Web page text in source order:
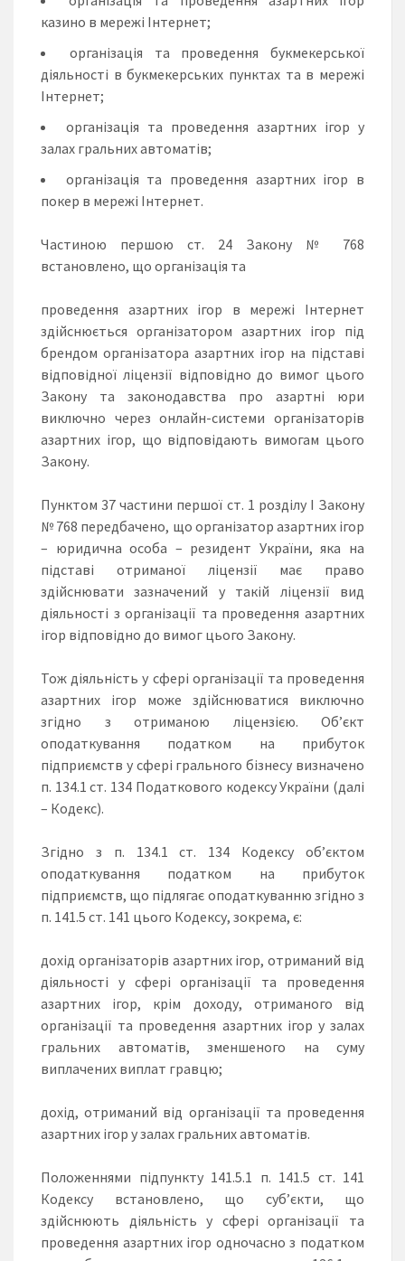
казино в мережі Інтернет;
організація та проведення букмекерської
діяльності в букмекерських пунктах та в мережі
Інтернет;
організація та проведення азартних ігор у
залах гральних автоматів;
організація та проведення азартних ігор в
покер в мережі Інтернет.
Частиною першою ст. 24 Закону № 768
встановлено, що організація та
проведення азартних ігор в мережі Інтернет
здійснюється організатором азартних ігор під
брендом організатора азартних ігор на підставі
відповідної ліцензії відповідно до вимог цього
Закону та законодавства про азартні юри
виключно через онлайн-системи організаторів
азартних ігор, що відповідають вимогам цього
Закону.
Пунктом 37 частини першої ст. 1 розділу І Закону
№ 768 передбачено, що організатор азартних ігор
– юридична особа – резидент України, яка на
підставі отриманої ліцензії має право
здійснювати зазначений у такій ліцензії вид
діяльності з організації та проведення азартних
ігор відповідно до вимог цього Закону.
Тож діяльність у сфері організації та проведення
азартних ігор може здійснюватися виключно
згідно з отриманою ліцензією. Об’єкт
оподаткування податком на прибуток
підприємств у сфері грального бізнесу визначено
п. 134.1 ст. 134 Податкового кодексу України (далі
– Кодекс).
Згідно з п. 134.1 ст. 134 Кодексу об’єктом
оподаткування податком на прибуток
підприємств, що підлягає оподаткуванню згідно з
п. 141.5 ст. 141 цього Кодексу, зокрема, є:
дохід організаторів азартних ігор, отриманий від
діяльності у сфері організації та проведення
азартних ігор, крім доходу, отриманого від
організації та проведення азартних ігор у залах
гральних автоматів, зменшеного на суму
виплачених виплат гравцю;
дохід, отриманий від організації та проведення
азартних ігор у залах гральних автоматів.
Положеннями підпункту 141.5.1 п. 141.5 ст. 141
Кодексу встановлено, що суб’єкти, що
здійснюють діяльність у сфері організації та
проведення азартних ігор одночасно з податком